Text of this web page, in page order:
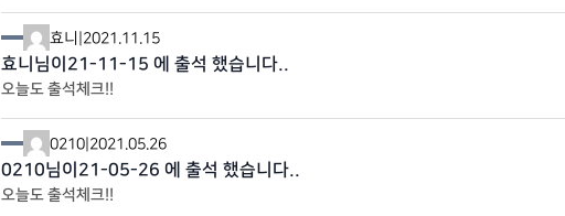
효니 2021.11.15
효니님이21-11-15 에 출석 했습니다..
오늘도 출석체크!!
0210 2021.05.26
0210님이21-05-26 에 출석 했습니다..
오늘도 출석체크!!